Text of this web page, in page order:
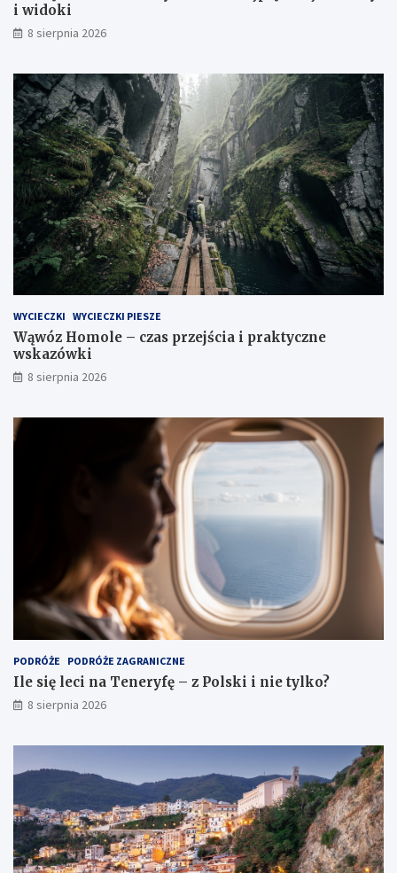
i widoki
8 sierpnia 2026
WYCIECZKI WYCIECZKI PIESZE
Wąwóz Homole – czas przejścia i praktyczne
wskazówki
8 sierpnia 2026
PODRÓŻE PODRÓŻE ZAGRANICZNE
Ile się leci na Teneryfę – z Polski i nie tylko?
8 sierpnia 2026